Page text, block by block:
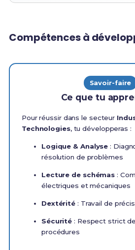
Compétences à
Savoir-faire
Ce que tu
Pour réussir dans le secteur
Technologies, tu développeras :
Logique & Analyse :
résolution de problèmes
Lecture de schémas :
électriques et mécaniques
Dextérité : Travail de
Sécurité : Respect strict
procédures